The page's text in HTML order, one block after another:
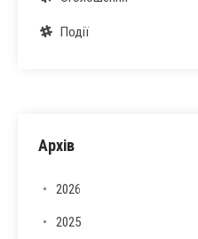
Події
Архів
2026
2025